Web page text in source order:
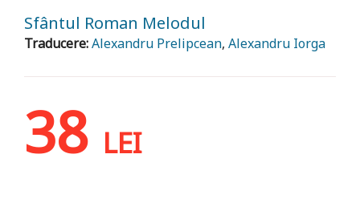
Sfântul Roman Melodul
Traducere:Alexandru Prelipcean, Alexandru Iorga
38 LEI